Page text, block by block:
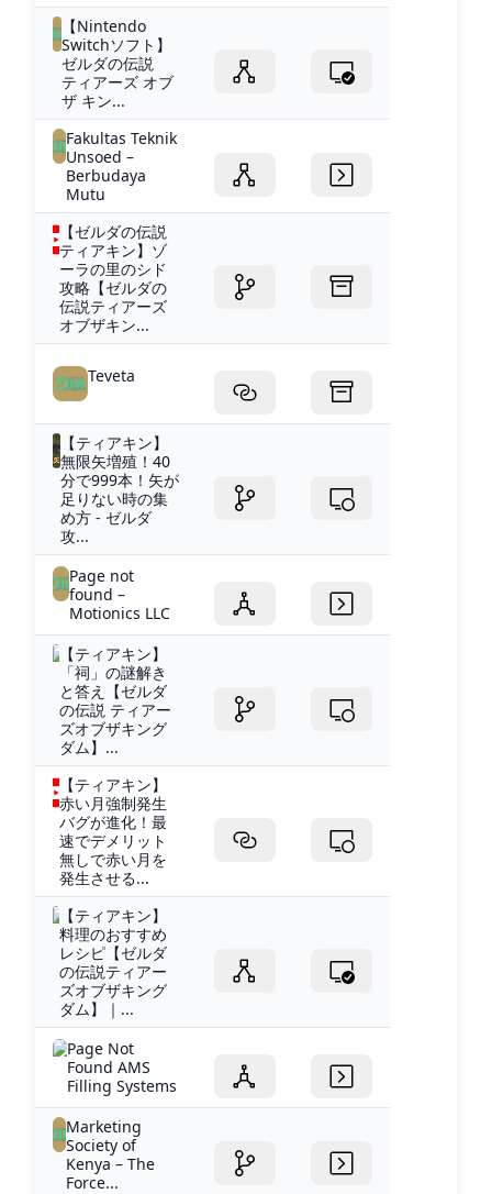
【Nintendo
Switchソフト】
ゼルダの伝説
ティアーズ オブ
ザ キン...
Fakultas Teknik
Unsoed –
Berbudaya
Mutu
【ゼルダの伝説
ティアキン】ゾ
ーラの里のシド
攻略【ゼルダの
伝説ティアーズ
オブザキン...
Teveta
【ティアキン】
無限矢増殖！40
分で999本！矢が
足りない時の集
め方 - ゼルダ
攻...
Page not
found –
Motionics LLC
【ティアキン】
「祠」の謎解き
と答え【ゼルダ
の伝説 ティアー
ズオブザキング
ダム】...
【ティアキン】
赤い月強制発生
バグが進化！最
速でデメリット
無しで赤い月を
発生させる...
【ティアキン】
料理のおすすめ
レシピ【ゼルダ
の伝説ティアー
ズオブザキング
ダム】｜...
Page Not
Found AMS
Filling Systems
Marketing
Society of
Kenya – The
Force...